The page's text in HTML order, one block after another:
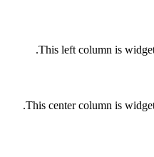
This left column is
This center column is